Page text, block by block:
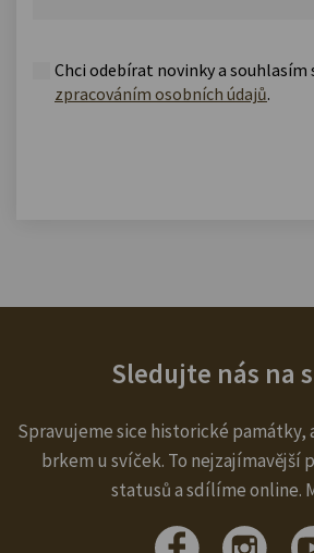
Chci odebírat novinky a souhlasím
zpracováním osobních údajů.
Sledujte nás na
Spravujeme sice historické památky,
brkem u svíček. To nejzajímavější
statusů a sdílíme online.